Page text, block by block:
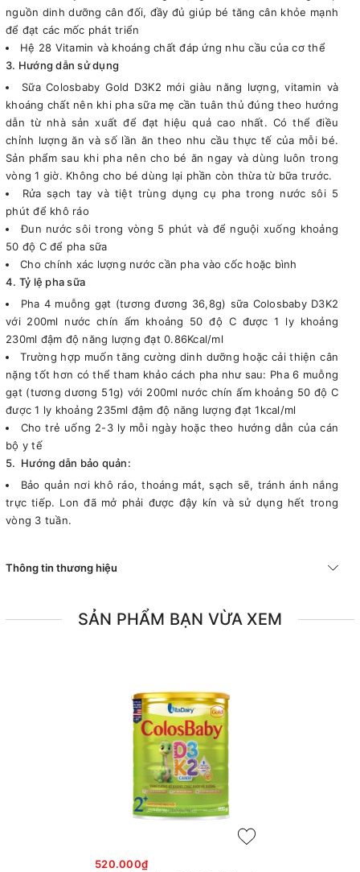
nguồn dinh dưỡng cân đối, đầy đủ giúp bé tăng cân khỏe mạnh
để đạt các mốc phát triển
Hệ 28 Vitamin và khoáng chất đáp ứng nhu cầu của cơ thể
3. Hướng dẫn sử dụng
Sữa Colosbaby Gold D3K2 mới giàu năng lượng, vitamin và
khoáng chất nên khi pha sữa mẹ cần tuân thủ đúng theo hướng
dẫn từ nhà sản xuất để đạt hiệu quả cao nhất. Có thể điều
chỉnh lượng ăn và số lần ăn theo nhu cầu thực tế của mỗi bé.
Sản phẩm sau khi pha nên cho bé ăn ngay và dùng luôn trong
vòng 1 giờ. Không cho bé dùng lại phần còn thừa từ bữa trước.
Rửa sạch tay và tiệt trùng dụng cụ pha trong nước sôi 5
phút để khô ráo
Đun nước sôi trong vòng 5 phút và để nguội xuống khoảng
50 độ C để pha sữa
Cho chính xác lượng nước cần pha vào cốc hoặc bình
4. Tỷ lệ pha sữa
Pha 4 muỗng gạt (tương đương 36,8g) sữa Colosbaby D3K2
với 200ml nước chín ấm khoảng 50 độ C được 1 ly khoảng
230ml đậm độ năng lượng đạt 0.86Kcal/ml
Trường hợp muốn tăng cường dinh dưỡng hoặc cải thiện cân
nặng tốt hơn có thể tham khảo cách pha như sau: Pha 6 muỗng
gạt (tương dương 51g) với 200ml nước chín ấm khoảng 50 độ C
được 1 ly khoảng 235ml đậm độ năng lượng đạt 1kcal/ml
Cho trẻ uống 2-3 ly mỗi ngày hoặc theo hướng dẫn của cán
bộ y tế
5. Hướng dẫn bảo quản:
Bảo quản nơi khô ráo, thoáng mát, sạch sẽ, tránh ánh nắng
trực tiếp. Lon đã mở phải được đậy kín và sử dụng hết trong
vòng 3 tuần.
Thông tin thương hiệu
SẢN PHẨM BẠN VỪA XEM
520.000₫